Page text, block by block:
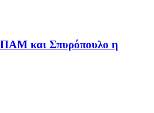
και Σπυρόπουλο η